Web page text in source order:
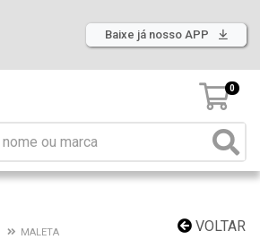
Baixe já nosso APP
0
VOLTAR
MALETA